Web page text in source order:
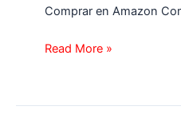
Comprar en Amazon
Read More »